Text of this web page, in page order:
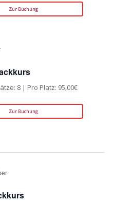
Zur Buchung
8 | Pro Platz: 95,00€
Zur Buchung